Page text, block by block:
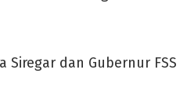
Siregar dan Gubernur FSS